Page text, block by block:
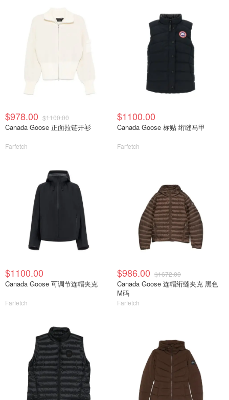
$978.00 $1100.00
Canada Goose 正面拉链开衫
Farfetch
$1100.00
Canada Goose 标贴 绗缝马甲
Farfetch
$1100.00
Canada Goose 可调节连帽夹克
Farfetch
$986.00 $1672.00
Canada Goose 连帽绗缝夹克 黑色
M码
Farfetch